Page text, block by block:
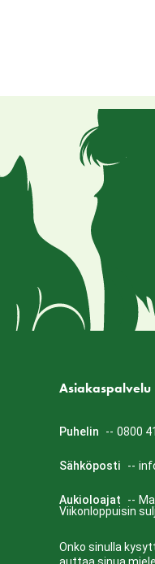
Asiakaspalvelu
Puhelin -- 0800
Sähköposti --
Aukioloajat --
Viikonloppuisin
Onko sinulla
auttaa sinua